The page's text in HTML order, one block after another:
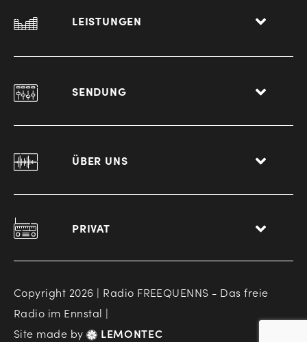
LEISTUNGEN
SENDUNG
ÜBER UNS
PRIVAT
Copyright 2026 | Radio FREEQUENNS - Das freie
Radio im Ennstal |
Site made by
LEMONTEC